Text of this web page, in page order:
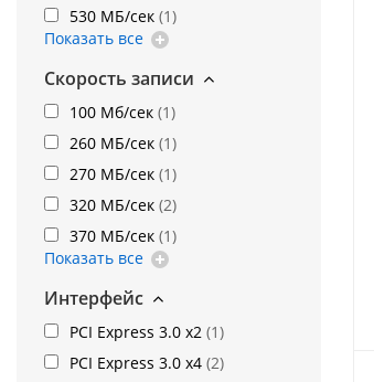
530 МБ/сек (1)
Показать все
Скорость записи
100 Мб/сек (1)
260 МБ/сек (1)
270 МБ/сек (1)
320 МБ/сек (2)
370 МБ/сек (1)
Показать все
Интерфейс
PCI Express 3.0 x2 (1)
PCI Express 3.0 x4 (2)